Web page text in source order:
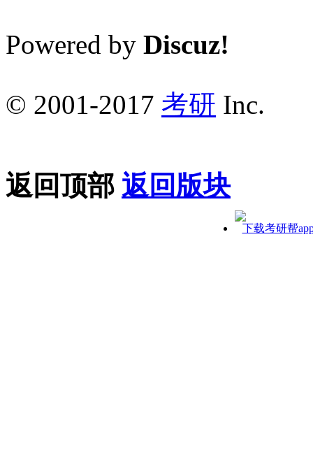
Powered by Discuz!
© 2001-2017 考研 Inc.
返回顶部 返回版块
下载考研帮